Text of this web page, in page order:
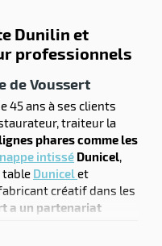
Dunilin et
professionnels
de Voussert
45 ans à ses clients
traiteur la
phares comme les
nappe intissé Dunicel,
table Dunicelet
créatif dans les
a un partenariat
géographiquement du